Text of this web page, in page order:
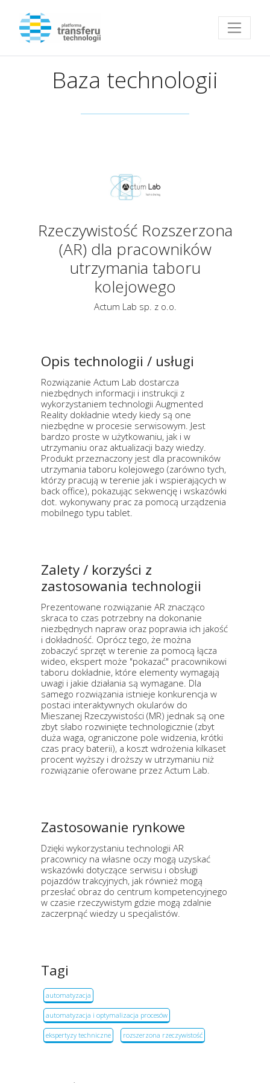
Przejdź do strony głównej
Baza technologii
Rzeczywistość Rozszerzona
(AR) dla pracowników
utrzymania taboru
kolejowego
Actum Lab sp. z o.o.
Opis technologii / usługi
Rozwiązanie Actum Lab dostarcza
niezbędnych informacji i instrukcji z
wykorzystaniem technologii Augmented
Reality dokładnie wtedy kiedy są one
niezbędne w procesie serwisowym. Jest
bardzo proste w użytkowaniu, jak i w
utrzymaniu oraz aktualizacji bazy wiedzy.
Produkt przeznaczony jest dla pracowników
utrzymania taboru kolejowego (zarówno tych,
którzy pracują w terenie jak i wspierających w
back office), pokazując sekwencję i wskazówki
dot. wykonywany prac za pomocą urządzenia
mobilnego typu tablet.
Zalety / korzyści z
zastosowania technologii
Prezentowane rozwiązanie AR znacząco
skraca to czas potrzebny na dokonanie
niezbędnych napraw oraz poprawia ich jakość
i dokładność. Oprócz tego, że można
zobaczyć sprzęt w terenie za pomocą łącza
wideo, ekspert może "pokazać" pracownikowi
taboru dokładnie, które elementy wymagają
uwagi i jakie działania są wymagane. Dla
samego rozwiązania istnieje konkurencja w
postaci interaktywnych okularów do
Mieszanej Rzeczywistości (MR) jednak są one
zbyt słabo rozwinięte technologicznie (zbyt
duża waga, ograniczone pole widzenia, krótki
czas pracy baterii), a koszt wdrożenia kilkaset
procent wyższy i droższy w utrzymaniu niż
rozwiązanie oferowane przez Actum Lab.
Zastosowanie rynkowe
Dzięki wykorzystaniu technologii AR
pracownicy na własne oczy mogą uzyskać
wskazówki dotyczące serwisu i obsługi
pojazdów trakcyjnych, jak również mogą
przesłać obraz do centrum kompetencyjnego
w czasie rzeczywistym gdzie mogą zdalnie
zaczerpnąć wiedzy u specjalistów.
Tagi
automatyzacja
automatyzacja i optymalizacja procesów
ekspertyzy techniczne rozszerzona rzeczywistość